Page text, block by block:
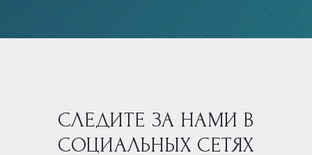
СЛЕДИТЕ ЗА НАМИ В
СОЦИАЛЬНЫХ СЕТЯХ